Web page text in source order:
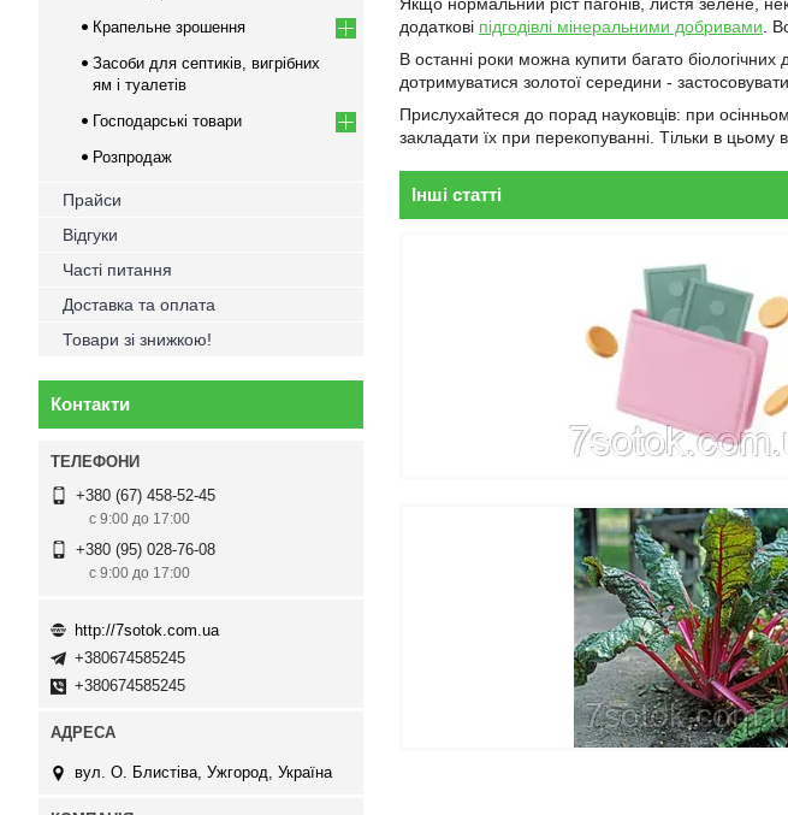
додаткові підгодівлі мінеральними добривами .
В останні роки можна купити багато біологічних
дотримуватися золотої середини -
Прислухайтеся до порад науковців: при
закладати їх при перекопуванні. Тільки в
Інші статті
Крапельне зрошення
Засоби для септиків, вигрібних
ям і туалетів
Господарські товари
Розпродаж
Прайси
Відгуки
Часті питання
Доставка та оплата
Товари зі знижкою!
Контакти
+380 (67) 458-52-45
с 9:00 до 17:00
+380 (95) 028-76-08
с 9:00 до 17:00
http://7sotok.com.ua
+380674585245
+380674585245
вул. О. Блистіва, Ужгород, Україна